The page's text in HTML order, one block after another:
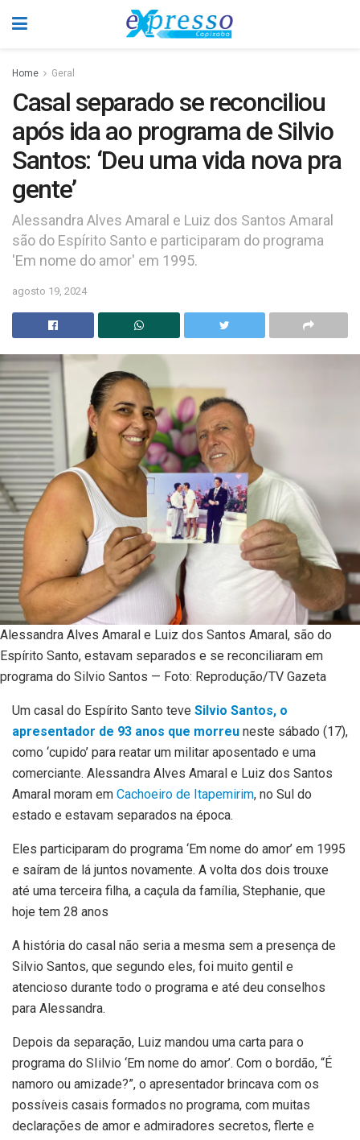
Home Geral
Casal separado se reconciliou
após ida ao programa de Silvio
Santos: ‘Deu uma vida nova pra
gente’
Alessandra Alves Amaral e Luiz dos Santos Amaral
são do Espírito Santo e participaram do programa
'Em nome do amor' em 1995.
agosto 19, 2024
Alessandra Alves Amaral e Luiz dos Santos Amaral, são do
Espírito Santo, estavam separados e se reconciliaram em
programa do Silvio Santos — Foto: Reprodução/TV Gazeta
Um casal do Espírito Santo teve Silvio Santos, o
apresentador de 93 anos que morreu neste sábado (17),
como ‘cupido’ para reatar um militar aposentado e uma
comerciante. Alessandra Alves Amaral e Luiz dos Santos
Amaral moram em Cachoeiro de Itapemirim, no Sul do
estado e estavam separados na época.
Eles participaram do programa ‘Em nome do amor’ em 1995
e saíram de lá juntos novamente. A volta dos dois trouxe
até uma terceira filha, a caçula da família, Stephanie, que
hoje tem 28 anos
A história do casal não seria a mesma sem a presença de
Silvio Santos, que segundo eles, foi muito gentil e
atencioso durante todo o programa e até deu conselhos
para Alessandra.
Depois da separação, Luiz mandou uma carta para o
programa do SIilvio ‘Em nome do amor’. Com o bordão, “É
namoro ou amizade?”, o apresentador brincava com os
possíveis casais formados no programa, com muitas
declarações de amor e admiradores secretos, flerte e